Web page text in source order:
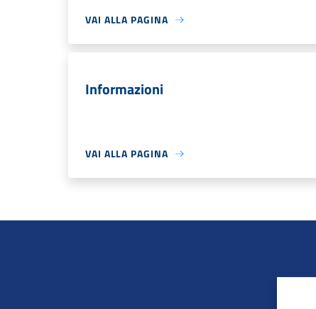
VAI ALLA PAGINA
Informazioni
VAI ALLA PAGINA